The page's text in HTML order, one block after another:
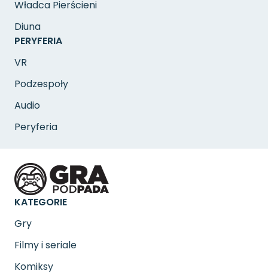
Władca Pierścieni
Diuna
PERYFERIA
VR
Podzespoły
Audio
Peryferia
KATEGORIE
Gry
Filmy i seriale
Komiksy